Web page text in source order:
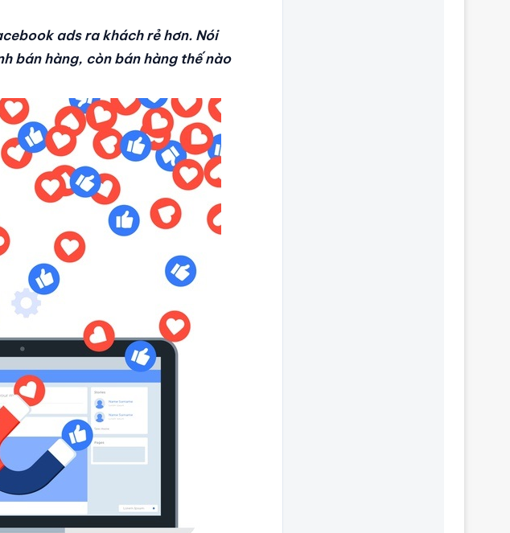
ads ra khách rẻ hơn. Nói
bán hàng, còn bán hàng thế nào